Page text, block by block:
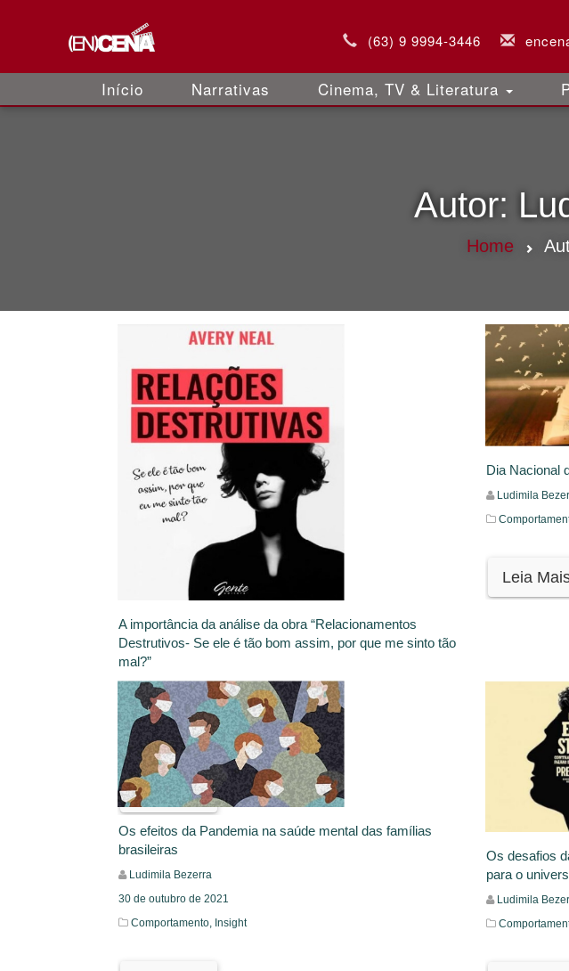
(63) 9 9994-3446
Início Narrativas Cinema, TV & Literatura
Autor:
Home
A importância da análise da obra “Relacionamentos
Destrutivos- Se ele é tão bom assim, por que me sinto tão
mal?”
Ludimila Bezerra
3 de novembro de 2021
Cinema, TV & Literatura,Livro
Leia Mais
Dia Nacional
Ludimila
Leia
Os efeitos da Pandemia na saúde mental das famílias
brasileiras
Ludimila Bezerra
30 de outubro de 2021
Comportamento, Insight
Os desafios
para o
Ludimila